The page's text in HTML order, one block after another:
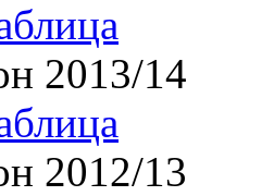
2013/14
2012/13